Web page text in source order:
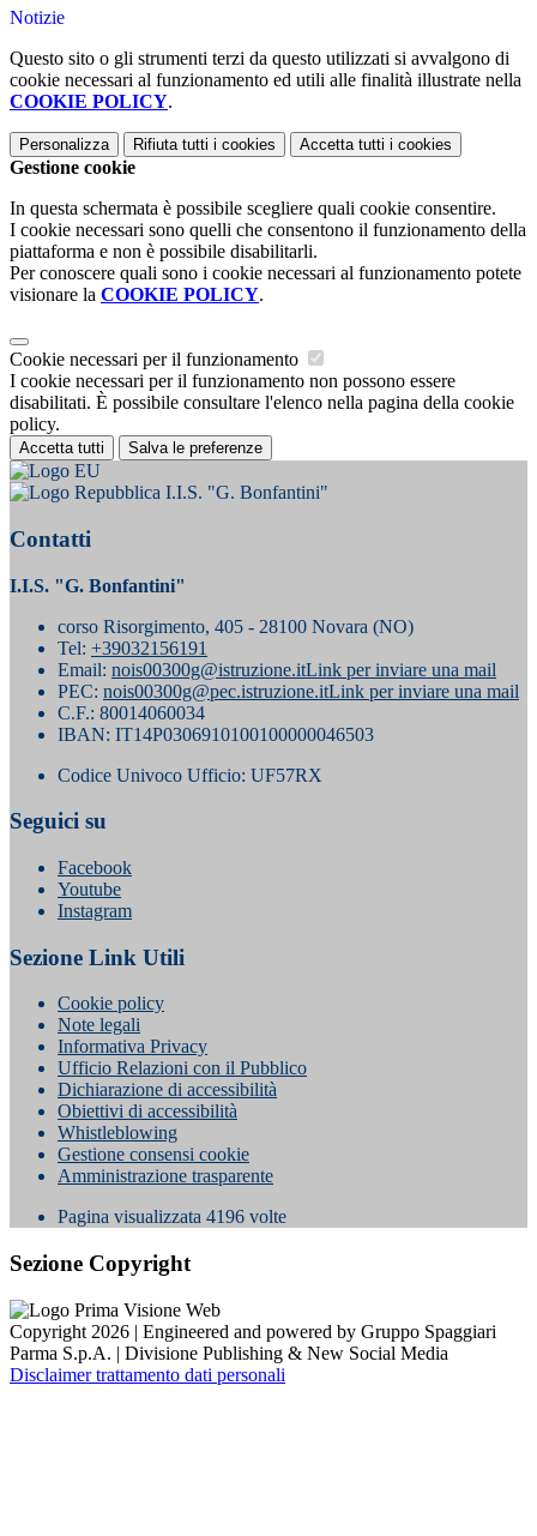
Notizie
Questo sito o gli strumenti terzi da questo utilizzati si avvalgono di
cookie necessari al funzionamento ed utili alle finalità illustrate nella
COOKIE POLICY.
Personalizza Rifiuta tutti i cookies Accetta tutti i cookies
Gestione cookie
In questa schermata è possibile scegliere quali cookie consentire.
I cookie necessari sono quelli che consentono il funzionamento della
piattaforma e non è possibile disabilitarli.
Per conoscere quali sono i cookie necessari al funzionamento potete
visionare la COOKIE POLICY.
Cookie necessari per il funzionamento
I cookie necessari per il funzionamento non possono essere
disabilitati. È possibile consultare l'elenco nella pagina della cookie
policy.
Accetta tutti Salva le preferenze
I.I.S. "G. Bonfantini"
Contatti
I.I.S. "G. Bonfantini"
corso Risorgimento, 405 - 28100 Novara (NO)
Tel: +39032156191
Email: nois00300g@istruzione.itLink per inviare una mail
PEC: nois00300g@pec.istruzione.itLink per inviare una mail
C.F.: 80014060034
IBAN: IT14P0306910100100000046503
Codice Univoco Ufficio: UF57RX
Seguici su
Facebook
Youtube
Instagram
Sezione Link Utili
Cookie policy
Note legali
Informativa Privacy
Ufficio Relazioni con il Pubblico
Dichiarazione di accessibilità
Obiettivi di accessibilità
Whistleblowing
Gestione consensi cookie
Amministrazione trasparente
Pagina visualizzata 4196 volte
Sezione Copyright
Copyright 2026 | Engineered and powered by Gruppo Spaggiari
Parma S.p.A. | Divisione Publishing & New Social Media
Disclaimer trattamento dati personali